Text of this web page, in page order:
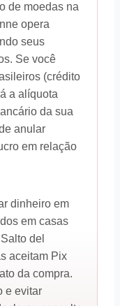
de moedas na
opera
seus
Se você
(crédito
a alíquota
da sua
anular
em relação
dinheiro em
em casas
del
aceitam Pix
da compra.
e evitar